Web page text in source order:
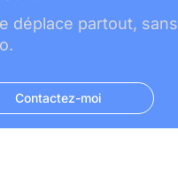
déplace partout, sans
Contactez-moi